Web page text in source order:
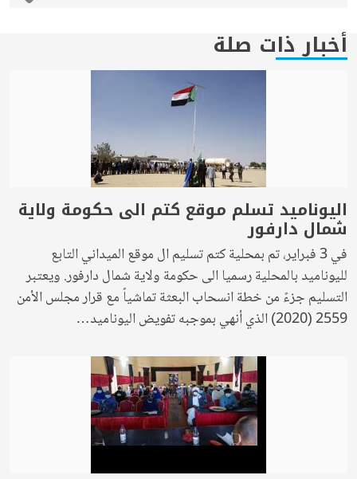
أخبار ذات صلة
اليوناميد تسلم موقع كتم الى حكومة ولاية
شمال دارفور
في 3 فبراير، تم بمحلية كتم تسليم ال موقع الميداني التابع
لليوناميد بالمحلية رسميا الى حكومة ولاية شمال دارفور. ويعتبر
التسليم جزءً من خطة انسحاب البعثة تماشياً مع قرار مجلس الأمن
2559 (2020) الذي أنهي بموجبه تفويض اليوناميد…